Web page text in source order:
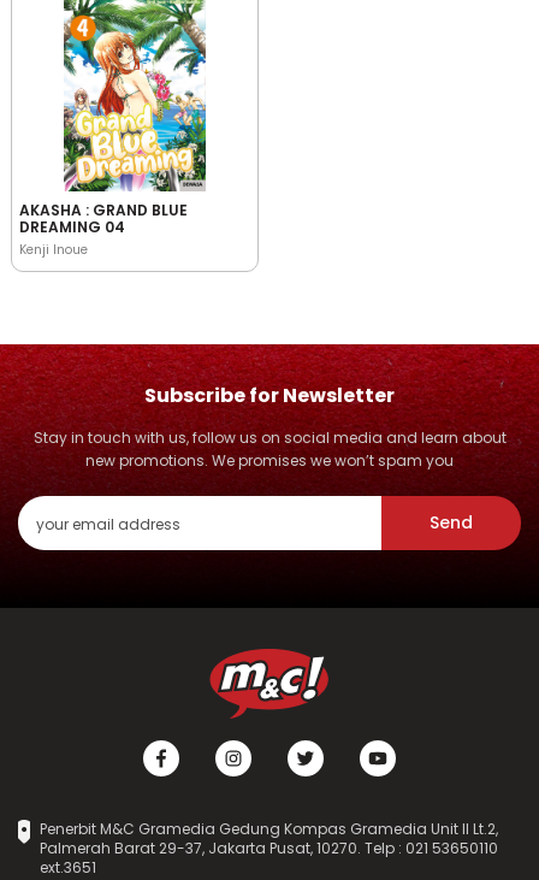
AKASHA : GRAND BLUE
DREAMING 04
Kenji Inoue
Subscribe for Newsletter
Stay in touch with us, follow us on social media and learn about
new promotions. We promises we won’t spam you
Send
Penerbit M&C Gramedia Gedung Kompas Gramedia Unit II Lt.2,
Palmerah Barat 29-37, Jakarta Pusat, 10270. Telp : 021 53650110
ext.3651